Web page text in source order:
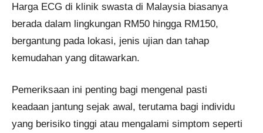
Harga ECG di klinik swasta di Malaysia biasanya
berada dalam lingkungan RM50 hingga RM150,
bergantung pada lokasi, jenis ujian dan tahap
kemudahan yang ditawarkan.
Pemeriksaan ini penting bagi mengenal pasti
keadaan jantung sejak awal, terutama bagi individu
yang berisiko tinggi atau mengalami simptom seperti